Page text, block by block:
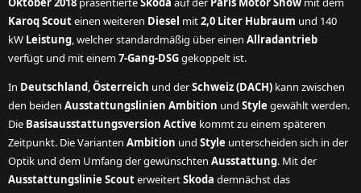
Karoq Scouteinen weiteren Diesel mit2,0 Liter Hubraum und 140
kW Leistung, welcher standardmäßig über einen Allradantrieb
verfügt und mit einem7-Gang-DSGgekoppelt ist.
In Deutschland,Österreich und derSchweiz (DACH) kann zwischen
den beiden Ausstattungslinien Ambition und Style gewählt werden.
Die Basisausstattungsversion Active kommt zu einem späteren
Zeitpunkt. Die Varianten Ambition und Style unterscheiden sich in der
Optik und dem Umfang der gewünschten Ausstattung. Mit der
Ausstattungslinie ScouterweitertSkoda demnächst das